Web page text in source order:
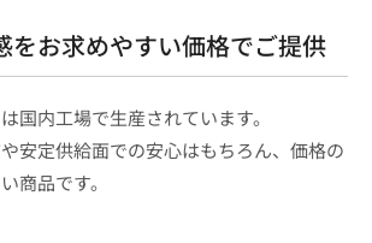
をお求めやすい価格でご提供
国内工場で生産されています。
安定供給面での安心はもちろん、価格の
商品です。